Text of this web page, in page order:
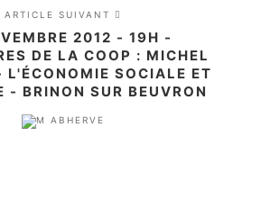
ARTICLE SUIVANT
2012 - 19H -
DE LA COOP : MICHEL
L'ÉCONOMIE SOCIALE ET
- BRINON SUR BEUVRON